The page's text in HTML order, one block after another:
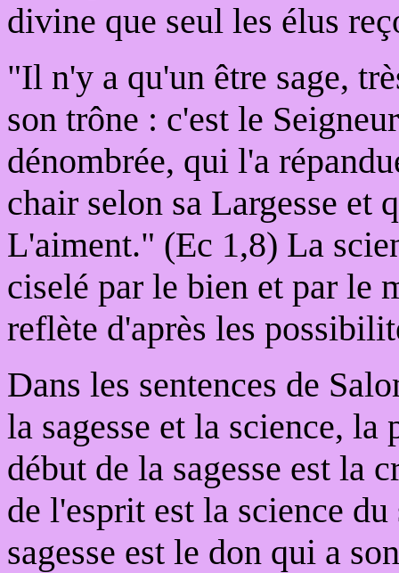
divine que seul les élus
"Il n'y a qu'un être sage,
son trône : c'est le
dénombrée, qui l'a
chair selon sa Largesse et
L'aiment." (Ec 1,8) La
ciselé par le bien et par le
reflète d'après les
Dans les sentences de
la sagesse et la science,
début de la sagesse est la
de l'esprit est la science
sagesse est le don qui a